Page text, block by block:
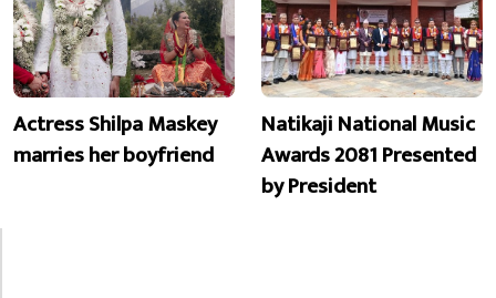
Actress Shilpa Maskey
marries her boyfriend
Natikaji National Music
Awards 2081 Presented
by President